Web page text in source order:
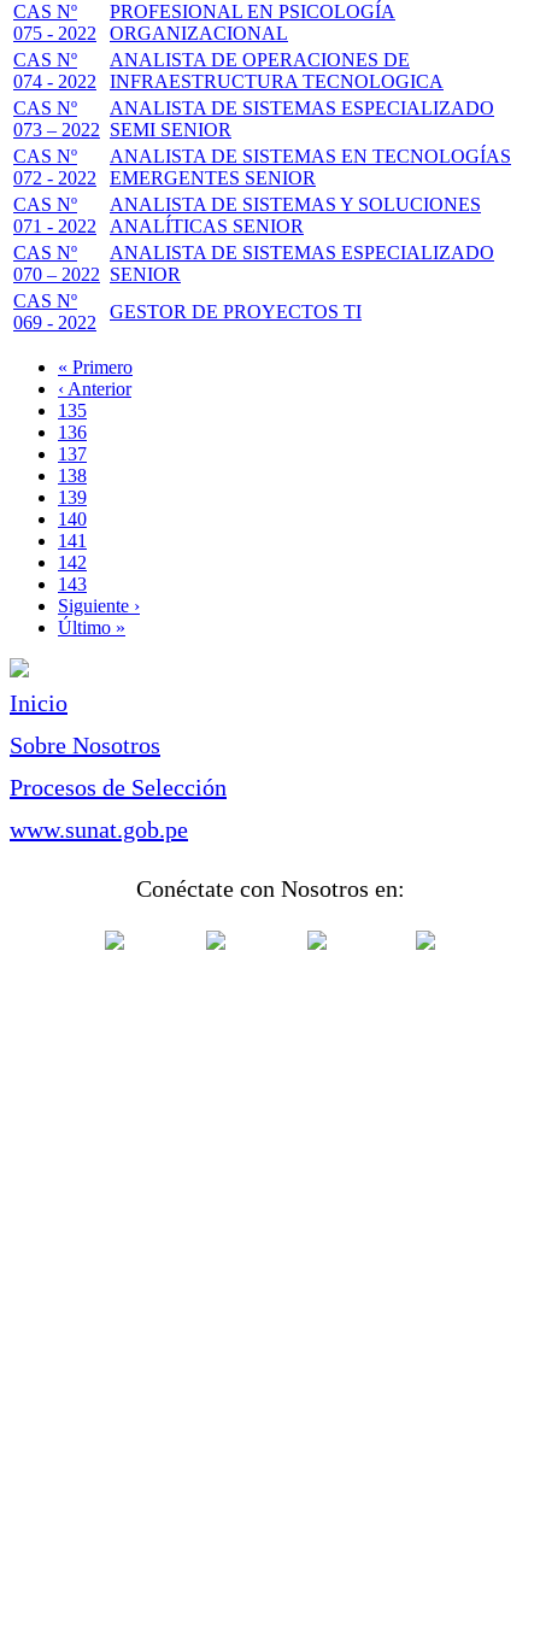
CAS Nº
075 - 2022
PROFESIONAL EN PSICOLOGÍA
ORGANIZACIONAL
CAS Nº
074 - 2022
ANALISTA DE OPERACIONES DE
INFRAESTRUCTURA TECNOLOGICA
CAS Nº
073 – 2022
ANALISTA DE SISTEMAS ESPECIALIZADO
SEMI SENIOR
CAS Nº
072 - 2022
ANALISTA DE SISTEMAS EN TECNOLOGÍAS
EMERGENTES SENIOR
CAS Nº
071 - 2022
ANALISTA DE SISTEMAS Y SOLUCIONES
ANALÍTICAS SENIOR
CAS Nº
070 – 2022
ANALISTA DE SISTEMAS ESPECIALIZADO
SENIOR
CAS Nº
069 - 2022
GESTOR DE PROYECTOS TI
Paginación
Primera
página
« Primero
Página
anterior
‹ Anterior
Page
135
Page
136
Page
137
Page
138
Página
actual
139
Page
140
Page
141
Page
142
Page
143
Siguiente
página
Siguiente ›
Última
Último »
Inicio
Sobre Nosotros
Procesos de Selección
www.sunat.gob.pe
Conéctate con Nosotros en: